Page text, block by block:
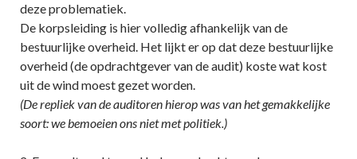
deze problematiek.
De korpsleiding is hier volledig afhankelijk van de
bestuurlijke overheid. Het lijkt er op dat deze bestuurlijke
overheid (de opdrachtgever van de audit) koste wat kost
uit de wind moest gezet worden.
(De repliek van de auditoren hierop was van het gemakkelijke
soort: we bemoeien ons niet met politiek.)